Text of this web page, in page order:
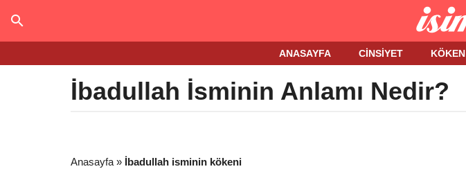
ANASAYFA CINSIYET KÖKEN
İbadullah İsminin Anlamı Nedir?
Anasayfa » İbadullah isminin kökeni